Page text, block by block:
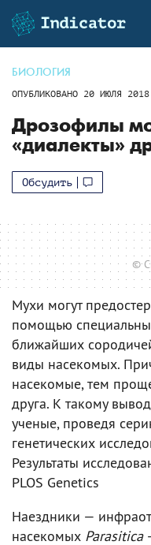
БИОЛОГИЯ
ОПУБЛИКОВАНО 20 ИЮЛЯ
Дрозофилы
«диалекты»
Обсудить
©
Мухи могут
помощью
ближайших
виды насекомых.
насекомые, тем
друга. К такому
ученые, проведя
генетических
Результаты
PLOS Genetics
Наездники —
насекомых Parasitica